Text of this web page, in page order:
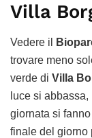
Villa
Vedere il
trovare meno
verde di Villa
luce si
giornata si
finale del giorno